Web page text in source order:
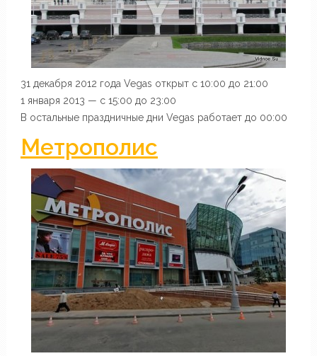
31 декабря 2012 года Vegas открыт с 10:00 до 21:00
1 января 2013 — с 15:00 до 23:00
В остальные праздничные дни Vegas работает до 00:00
Метрополис